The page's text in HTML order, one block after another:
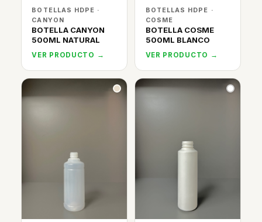
BOTELLAS HDPE ·
CANYON
BOTELLA CANYON
500ML NATURAL
VER PRODUCTO →
BOTELLAS HDPE ·
COSME
BOTELLA COSME
500ML BLANCO
VER PRODUCTO →